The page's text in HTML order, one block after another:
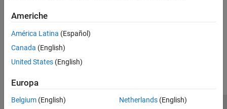
Americhe
América Latina (Español)
Canada (English)
United States (English)
Europa
Belgium (English)
Netherlands(English)